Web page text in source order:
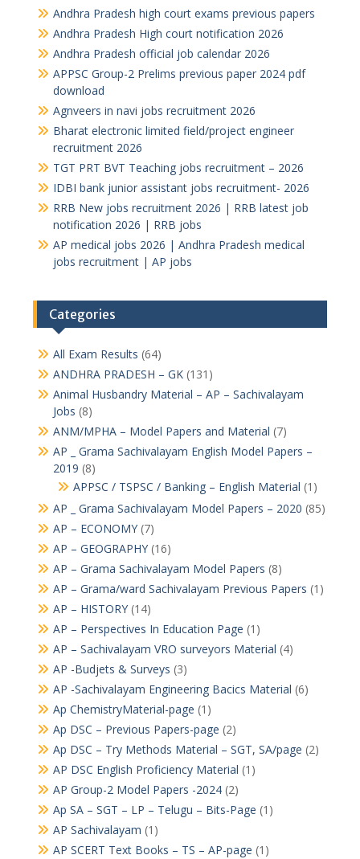
Andhra Pradesh high court exams previous papers
Andhra Pradesh High court notification 2026
Andhra Pradesh official job calendar 2026
APPSC Group-2 Prelims previous paper 2024 pdf
download
Agnveers in navi jobs recruitment 2026
Bharat electronic limited field/project engineer
recruitment 2026
TGT PRT BVT Teaching jobs recruitment – 2026
IDBI bank junior assistant jobs recruitment- 2026
RRB New jobs recruitment 2026 | RRB latest job
notification 2026 | RRB jobs
AP medical jobs 2026 | Andhra Pradesh medical
jobs recruitment | AP jobs
Categories
All Exam Results (64)
ANDHRA PRADESH – GK(131)
Animal Husbandry Material – AP – Sachivalayam
Jobs (8)
ANM/MPHA – Model Papers and Material (7)
AP _ Grama Sachivalayam English Model Papers –
2019 (8)
APPSC / TSPSC / Banking – English Material (1)
AP _ Grama Sachivalayam Model Papers – 2020 (85)
AP – ECONOMY(7)
AP – GEOGRAPHY(16)
AP – Grama Sachivalayam Model Papers (8)
AP – Grama/ward Sachivalayam Previous Papers (1)
AP – HISTORY(14)
AP – Perspectives In Education Page (1)
AP – Sachivalayam VRO surveyors Material (4)
AP -Budjets & Surveys (3)
AP -Sachivalayam Engineering Bacics Material (6)
Ap ChemistryMaterial-page (1)
Ap DSC – Previous Papers-page (2)
Ap DSC – Try Methods Material – SGT, SA/page (2)
AP DSC English Proficiency Material (1)
AP Group-2 Model Papers -2024(2)
Ap SA – SGT – LP – Telugu – Bits-Page (1)
AP Sachivalayam (1)
AP SCERT Text Books – TS – AP-page (1)